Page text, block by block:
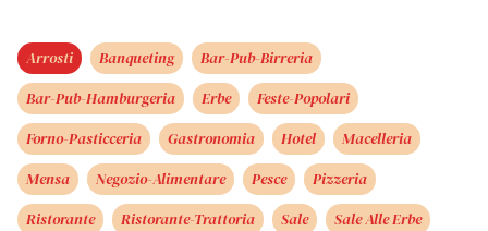
Arrosti Banqueting
Bar-Pub-Birreria
Bar-Pub-Hamburgeria
Erbe
Feste-Popolari
Forno-Pasticceria
Gastronomia Hotel
Macelleria
Mensa
Negozio-Alimentare Pesce
Pizzeria
Ristorante
Ristorante-Trattoria Sale
Sale Alle Erbe